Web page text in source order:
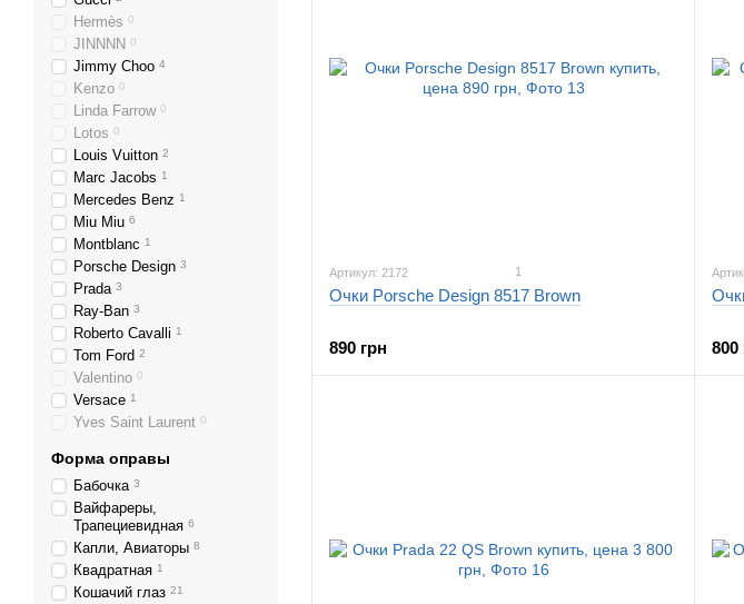
Артикул: 2172 1
Очки Porsche Design 8517 Brown
890 грн 800
Hermès 0
JINNNN 0
Jimmy Choo 4
Kenzo 0
Linda Farrow 0
Lotos 0
Louis Vuitton 2
Marc Jacobs 1
Mercedes Benz 1
Miu Miu 6
Montblanc 1
Porsche Design 3
Prada 3
Ray-Ban 3
Roberto Cavalli 1
Tom Ford 2
Valentino 0
Versace 1
Yves Saint Laurent 0
Форма оправы
Бабочка 3
Вайфареры,
Трапециевидная 6
Капли, Авиаторы 8
Квадратная 1
Кошачий глаз 21